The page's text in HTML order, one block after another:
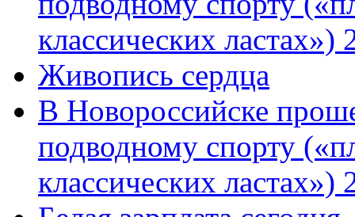
классических
Живопись сердца
В Новороссийске
подводному спорту
классических ластах»)